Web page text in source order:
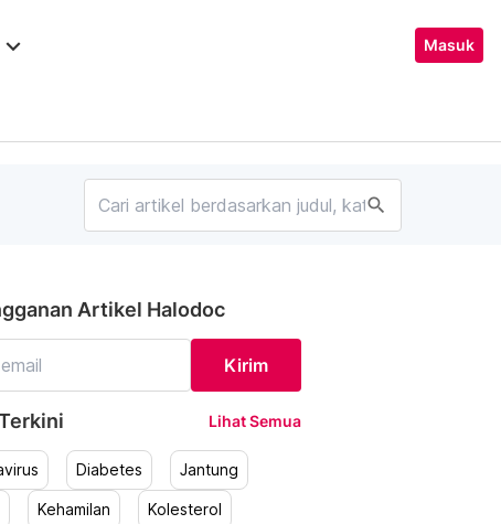
keyboard_arrow_down Masuk
search
Artikel Halodoc
Kirim
Lihat Semua
Diabetes Jantung
Kehamilan Kolesterol